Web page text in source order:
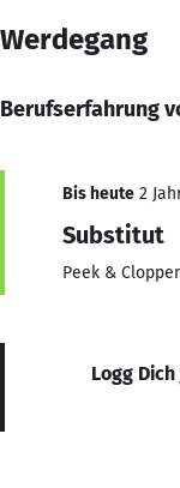
Werdegang
Berufserfahrung
Bis heute 2
Substitut
Peek &
Logg